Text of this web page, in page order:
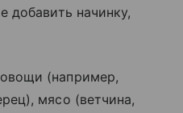
добавить начинку,
(например,
мясо (ветчина,